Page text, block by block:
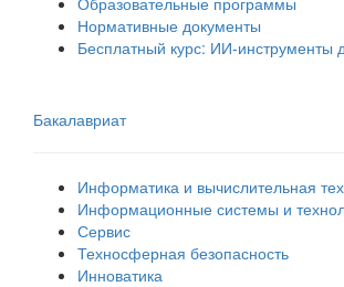
Нормативные документы
Бесплатный курс: ИИ‑инструменты
Бакалавриат
Информатика и вычислительная
Информационные системы и
Сервис
Техносферная безопасность
Инноватика